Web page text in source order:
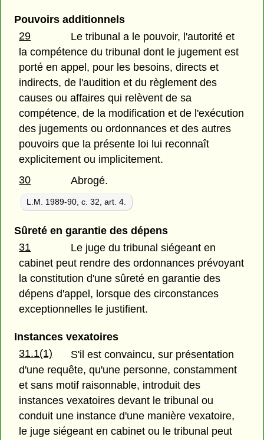
Pouvoirs additionnels
29
Le tribunal a le pouvoir, l'autorité et
la compétence du tribunal dont le jugement est
porté en appel, pour les besoins, directs et
indirects, de l'audition et du règlement des
causes ou affaires qui relèvent de sa
compétence, de la modification et de l'exécution
des jugements ou ordonnances et des autres
pouvoirs que la présente loi lui reconnaît
explicitement ou implicitement.
30
Abrogé.
L.M. 1989-90, c. 32, art. 4.
Sûreté en garantie des dépens
31
Le juge du tribunal siégeant en
cabinet peut rendre des ordonnances prévoyant
la constitution d'une sûreté en garantie des
dépens d'appel, lorsque des circonstances
exceptionnelles le justifient.
Instances vexatoires
31.1(1)
S'il est convaincu, sur présentation
d'une requête, qu'une personne, constamment
et sans motif raisonnable, introduit des
instances vexatoires devant le tribunal ou
conduit une instance d'une manière vexatoire,
le juge siégeant en cabinet ou le tribunal peut